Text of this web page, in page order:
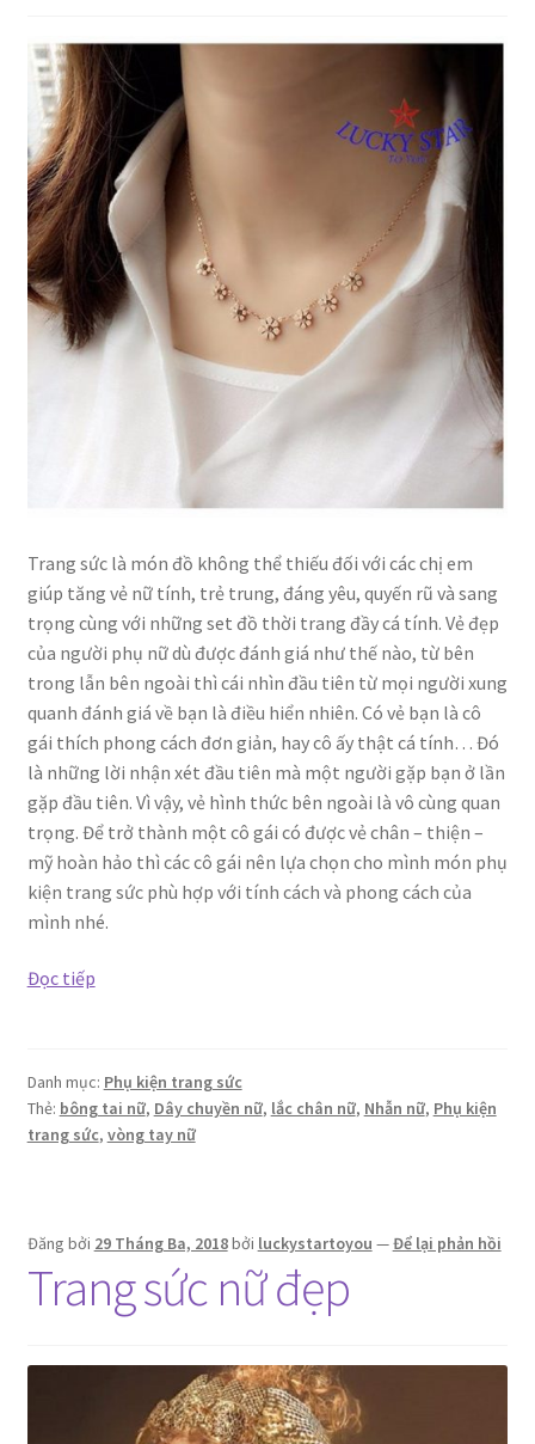
Trang sức là món đồ không thể thiếu đối với các chị em
giúp tăng vẻ nữ tính, trẻ trung, đáng yêu, quyến rũ và sang
trọng cùng với những set đồ thời trang đầy cá tính. Vẻ đẹp
của người phụ nữ dù được đánh giá như thế nào, từ bên
trong lẫn bên ngoài thì cái nhìn đầu tiên từ mọi người xung
quanh đánh giá về bạn là điều hiển nhiên. Có vẻ bạn là cô
gái thích phong cách đơn giản, hay cô ấy thật cá tính… Đó
là những lời nhận xét đầu tiên mà một người gặp bạn ở lần
gặp đầu tiên. Vì vậy, vẻ hình thức bên ngoài là vô cùng quan
trọng. Để trở thành một cô gái có được vẻ chân – thiện –
mỹ hoàn hảo thì các cô gái nên lựa chọn cho mình món phụ
kiện trang sức phù hợp với tính cách và phong cách của
mình nhé.
Đọc tiếpPhụ
đẹp
mê
Danh mục: Phụ kiện trang sức
Thẻ: bông tai nữ, Dây chuyền nữ, lắc chân nữ, Nhẫn nữ, Phụ kiện
trang sức, vòng tay nữ
Đăng bởi 29 Tháng Ba, 2018bởi luckystartoyou —Để lại phản hồi
Trang sức nữ đẹp